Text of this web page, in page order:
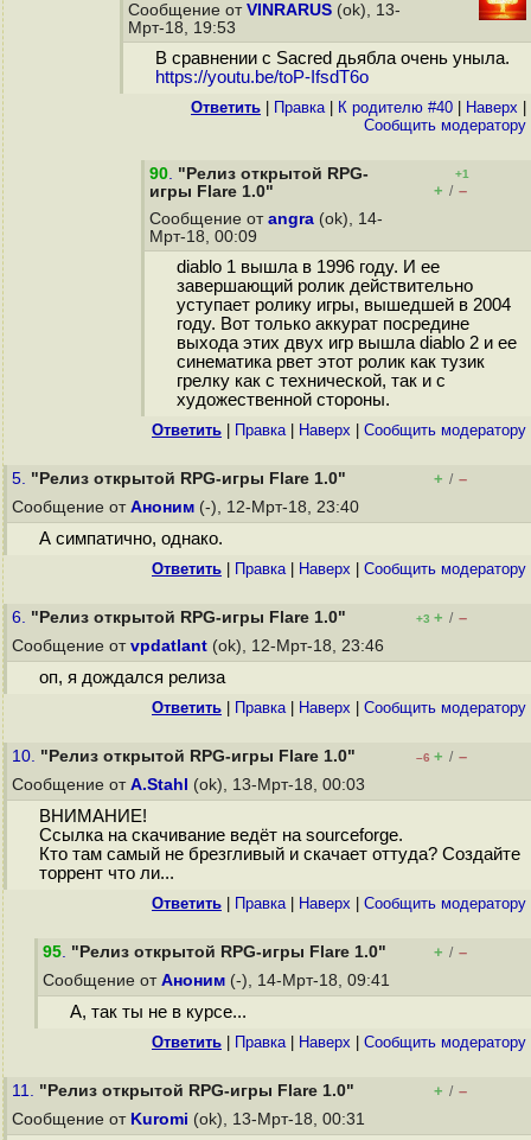
Сообщение от VINRARUS (ok), 13-
Мрт-18, 19:53
В сравнении с Sacred дьябла очень уныла.
https://youtu.be/toP-IfsdT6o
Ответить Правка| К родителю #40 Наверх
Cообщить модератору
90. "Релиз открытой RPG-
игры Flare 1.0"
+1
+ / –
Сообщение от angra (ok), 14-
Мрт-18, 00:09
diablo 1 вышла в 1996 году. И ее
завершающий ролик действительно
уступает ролику игры, вышедшей в 2004
году. Вот только аккурат посредине
выхода этих двух игр вышла diablo 2 и ее
синематика рвет этот ролик как тузик
грелку как с технической, так и с
художественной стороны.
Ответить Правка| Наверх Cообщить модератору
5. "Релиз открытой RPG-игры Flare 1.0" + / –
Сообщение от Аноним (-), 12-Мрт-18, 23:40
А симпатично, однако.
Ответить Правка| Наверх Cообщить модератору
6. "Релиз открытой RPG-игры Flare 1.0" +3 + / –
Сообщение от vpdatlant (ok), 12-Мрт-18, 23:46
оп, я дождался релиза
Ответить Правка| Наверх Cообщить модератору
10. "Релиз открытой RPG-игры Flare 1.0" –6 + / –
Сообщение от A.Stahl (ok), 13-Мрт-18, 00:03
ВНИМАНИЕ!
Ссылка на скачивание ведёт на sourceforge.
Кто там самый не брезгливый и скачает оттуда? Создайте
торрент что ли...
Ответить Правка| Наверх Cообщить модератору
95. "Релиз открытой RPG-игры Flare 1.0" + / –
Сообщение от Аноним (-), 14-Мрт-18, 09:41
А, так ты не в курсе...
Ответить Правка| Наверх Cообщить модератору
11. "Релиз открытой RPG-игры Flare 1.0" + / –
Сообщение от Kuromi (ok), 13-Мрт-18, 00:31